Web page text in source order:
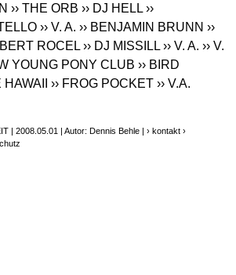
›› THE ORB ›› DJ HELL ››
›› V. A. ›› BENJAMIN BRUNN ››
ROCEL ›› DJ MISSILL ›› V. A. ›› V.
YOUNG PONY CLUB ›› BIRD
›› FROG POCKET ›› V.A.
| 2008.05.01 | Autor: Dennis Behle |› kontakt ›